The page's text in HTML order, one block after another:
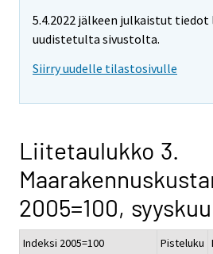
5.4.2022 jälkeen julkaistut
uudistetulta sivustolta.
Siirry uudelle tilastosivulle
Liitetaulukko 3.
2005=100,
Indeksi 2005=100 Pisteluku